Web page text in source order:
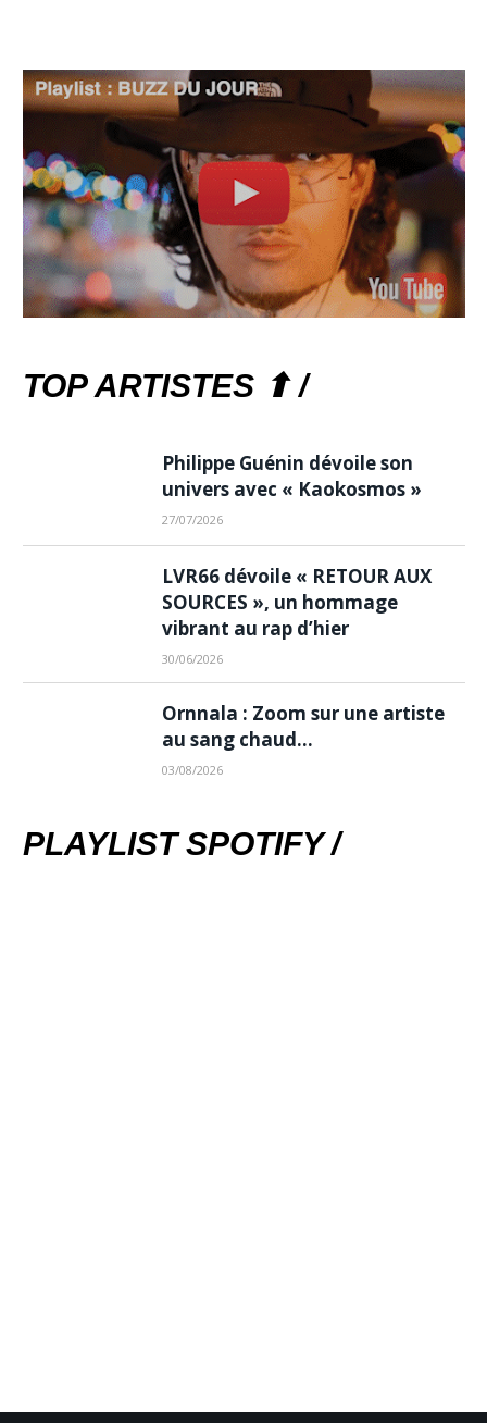
TOP ARTISTES ⬆ /
Philippe Guénin dévoile son
univers avec « Kaokosmos »
27/07/2026
LVR66 dévoile « RETOUR AUX
SOURCES », un hommage
vibrant au rap d’hier
30/06/2026
Ornnala : Zoom sur une artiste
au sang chaud…
03/08/2026
PLAYLIST SPOTIFY /